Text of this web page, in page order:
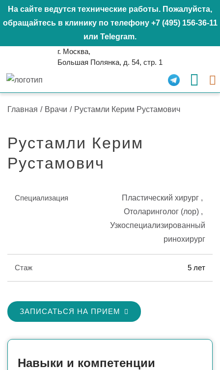
На сайте ведутся технические работы. Пожалуйста,
обращайтесь в клинику по телефону +7 (495) 156-36-11
или Telegram.
г. Москва,
Большая Полянка, д. 54, стр. 1
Главная / Врачи / Рустамли Керим Рустамович
Рустамли Керим
Рустамович
Специализация
Пластический хирург
Отоларинголог (лор)
Узкоспециализированный
ринохирург
Стаж 5 лет
ЗАПИСАТЬСЯ НА ПРИЕМ
Навыки и компетенции